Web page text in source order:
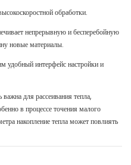
обработки.
непрерывную и бесперебойную
новые материалы.
удобный интерфейс настройки и
для рассеивания тепла,
в процессе точения малого
накопление тепла может повлиять